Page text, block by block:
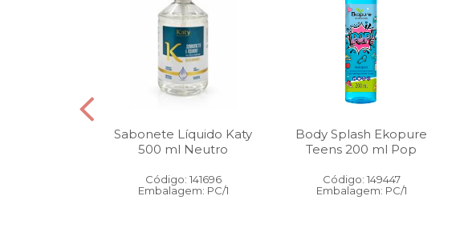
Sabonete Líquido Katy
500 ml Neutro
Código: 141696
Embalagem: PC/1
Body Splash Ekopure
Teens 200 ml Pop
Código: 149447
Embalagem: PC/1